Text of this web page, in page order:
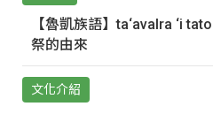
【魯凱族語】ta‘avalra ‘i
祭的由來
文化介紹